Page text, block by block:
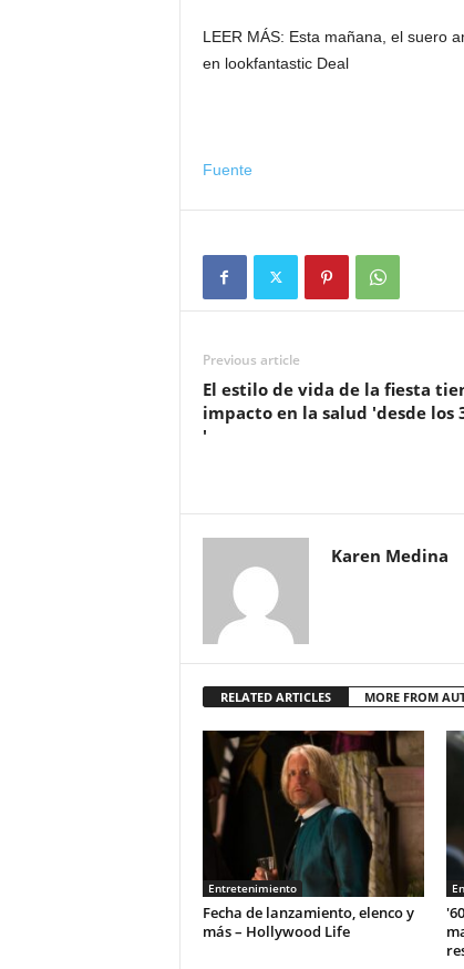
LEER MÁS: Esta mañana, el suero
en lookfantastic Deal
Fuente
Previous article
El estilo de vida de la fiesta
impacto en la salud 'desde los
'
Karen Medina
RELATED ARTICLES MORE FROM
Entretenimiento
Fecha de lanzamiento, elenco y
más – Hollywood Life